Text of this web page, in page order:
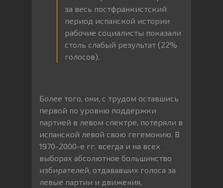
за весь постфранкистский
период испанской истории
рабочие социалисты показали
столь слабый результат (22%
голосов).
Более того, они, с трудом оставшись
первой по уровню поддержки
партией в левом спектре, потеряли в
испанской левой свою гегемонию. В
1970-2000-е гг. всегда и на всех
выборах абсолютное большинство
избирателей, отдававших голоса за
левые партии и движения,